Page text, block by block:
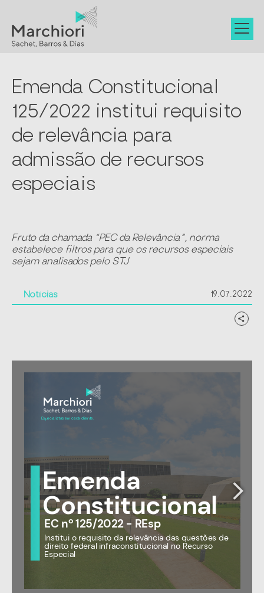
Emenda Constitucional
125/2022 institui requisito
de relevância para
admissão de recursos
especiais
Fruto da chamada “PEC da Relevância”, norma
estabelece filtros para que os recursos especiais
sejam analisados pelo STJ
Notícias 19.07.2022